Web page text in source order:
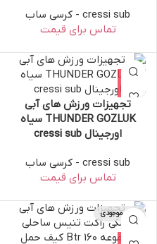
cressi sub - کرسی ساب
تجهیزات ورزش های آبی
THUNDER GOZLUK سیاه
اورجینال cressi sub
cressi sub - کرسی ساب
اتمام موجودی